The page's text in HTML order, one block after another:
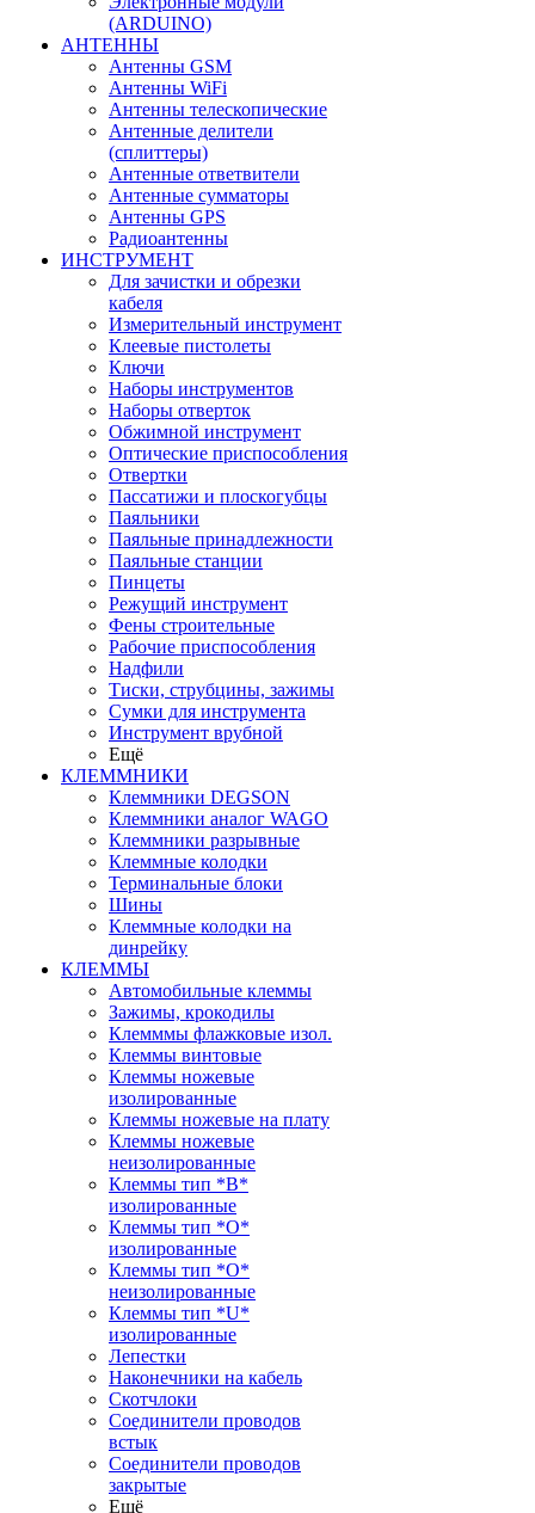
(ARDUINO)
АНТЕННЫ
Антенны GSM
Антенны WiFi
Антенны телескопические
Антенные делители
(сплиттеры)
Антенные ответвители
Антенные сумматоры
Антенны GPS
Радиоантенны
ИНСТРУМЕНТ
Для зачистки и обрезки
кабеля
Измерительный инструмент
Клеевые пистолеты
Ключи
Наборы инструментов
Наборы отверток
Обжимной инструмент
Оптические приспособления
Отвертки
Пассатижи и плоскогубцы
Паяльники
Паяльные принадлежности
Паяльные станции
Пинцеты
Режущий инструмент
Фены строительные
Рабочие приспособления
Надфили
Тиски, струбцины, зажимы
Сумки для инструмента
Инструмент врубной
Ещё
КЛЕММНИКИ
Клеммники DEGSON
Клеммники аналог WAGO
Клеммники разрывные
Клеммные колодки
Терминальные блоки
Шины
Клеммные колодки на
динрейку
КЛЕММЫ
Автомобильные клеммы
Зажимы, крокодилы
Клемммы флажковые изол.
Клеммы винтовые
Клеммы ножевые
изолированные
Клеммы ножевые на плату
Клеммы ножевые
неизолированные
Клеммы тип *B*
изолированные
Клеммы тип *O*
изолированные
Клеммы тип *O*
неизолированные
Клеммы тип *U*
изолированные
Лепестки
Наконечники на кабель
Скотчлоки
Соединители проводов
встык
Соединители проводов
закрытые
Ещё